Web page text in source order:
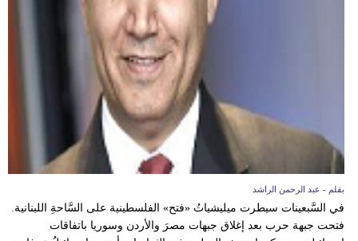
بقلم - عبد الرحمن الراشد
في السَّبعينات سيطرت ميليشياتُ «فتح» الفلسطينية على السَّاحةِ اللبنانية.
فتحت جبهة حرب بعد إغلاق جبهات مصرَ والأردن وسوريا باتفاقات